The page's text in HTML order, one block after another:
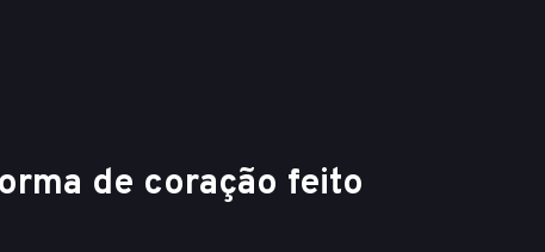
de coração feito